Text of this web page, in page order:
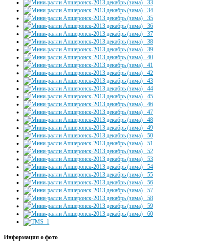
Информация о фото